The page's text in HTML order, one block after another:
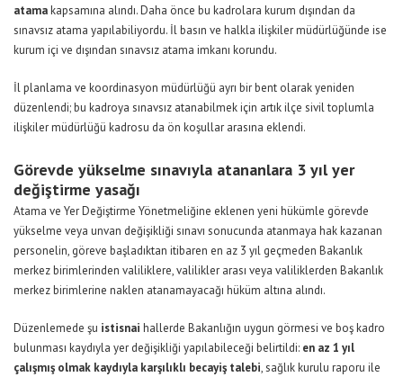
atamakapsamına alındı. Daha önce bu kadrolara kurum dışından da
sınavsız atama yapılabiliyordu. İl basın ve halkla ilişkiler müdürlüğünde ise
kurum içi ve dışından sınavsız atama imkanı korundu.
İl planlama ve koordinasyon müdürlüğü ayrı bir bent olarak yeniden
düzenlendi; bu kadroya sınavsız atanabilmek için artık ilçe sivil toplumla
ilişkiler müdürlüğü kadrosu da ön koşullar arasına eklendi.
Görevde yükselme sınavıyla atananlara 3 yıl yer
değiştirme yasağı
Atama ve Yer Değiştirme Yönetmeliğine eklenen yeni hükümle görevde
yükselme veya unvan değişikliği sınavı sonucunda atanmaya hak kazanan
personelin, göreve başladıktan itibaren en az 3 yıl geçmeden Bakanlık
merkez birimlerinden valiliklere, valilikler arası veya valiliklerden Bakanlık
merkez birimlerine naklen atanamayacağı hüküm altına alındı.
Düzenlemede şu istisnai hallerde Bakanlığın uygun görmesi ve boş kadro
bulunması kaydıyla yer değişikliği yapılabileceği belirtildi: en az 1 yıl
çalışmış olmak kaydıyla karşılıklı becayiş talebi, sağlık kurulu raporu ile